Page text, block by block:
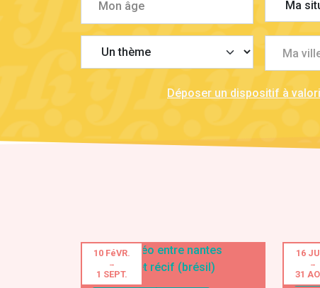
Ma
Déposer un dispositif à
10 FéVR.
→
1 SEPT.
16
→
31
SE